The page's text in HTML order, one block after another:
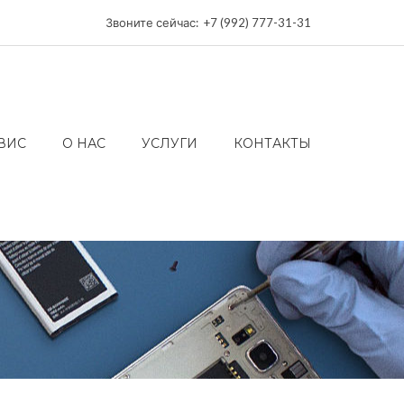
Звоните сейчас: +7 (992) 777-31-31
О НАС УСЛУГИ КОНТАКТЫ